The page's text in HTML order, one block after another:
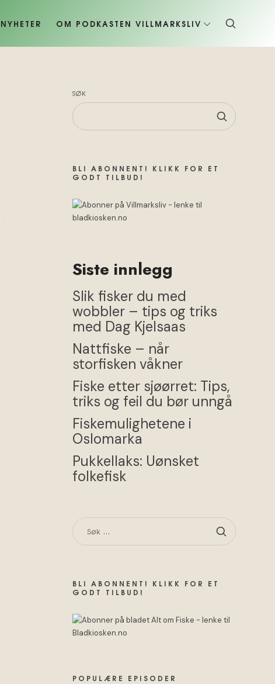
NYHETER OM PODKASTEN VILLMARKSLIV
SØK
BLI ABONNENT! KLIKK FOR ET
GODT TILBUD!
Siste innlegg
Slik fisker du med
wobbler – tips og triks
med Dag Kjelsaas
Nattfiske – når
storfisken våkner
Fiske etter sjøørret: Tips,
triks og feil du bør unngå
Fiskemulighetene i
Oslomarka
Pukkellaks: Uønsket
folkefisk
ETTER:
BLI ABONNENT! KLIKK FOR ET
GODT TILBUD!
POPULÆRE EPISODER